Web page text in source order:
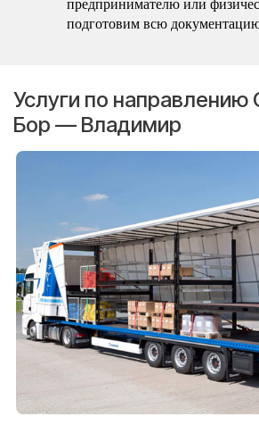
предпринимателю или
подготовим всю
Услуги по направлению
Бор — Владимир